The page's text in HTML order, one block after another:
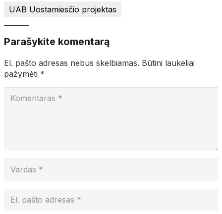
UAB Uostamiesčio projektas
Parašykite komentarą
El. pašto adresas nebus skelbiamas. Būtini laukeliai
pažymėti *